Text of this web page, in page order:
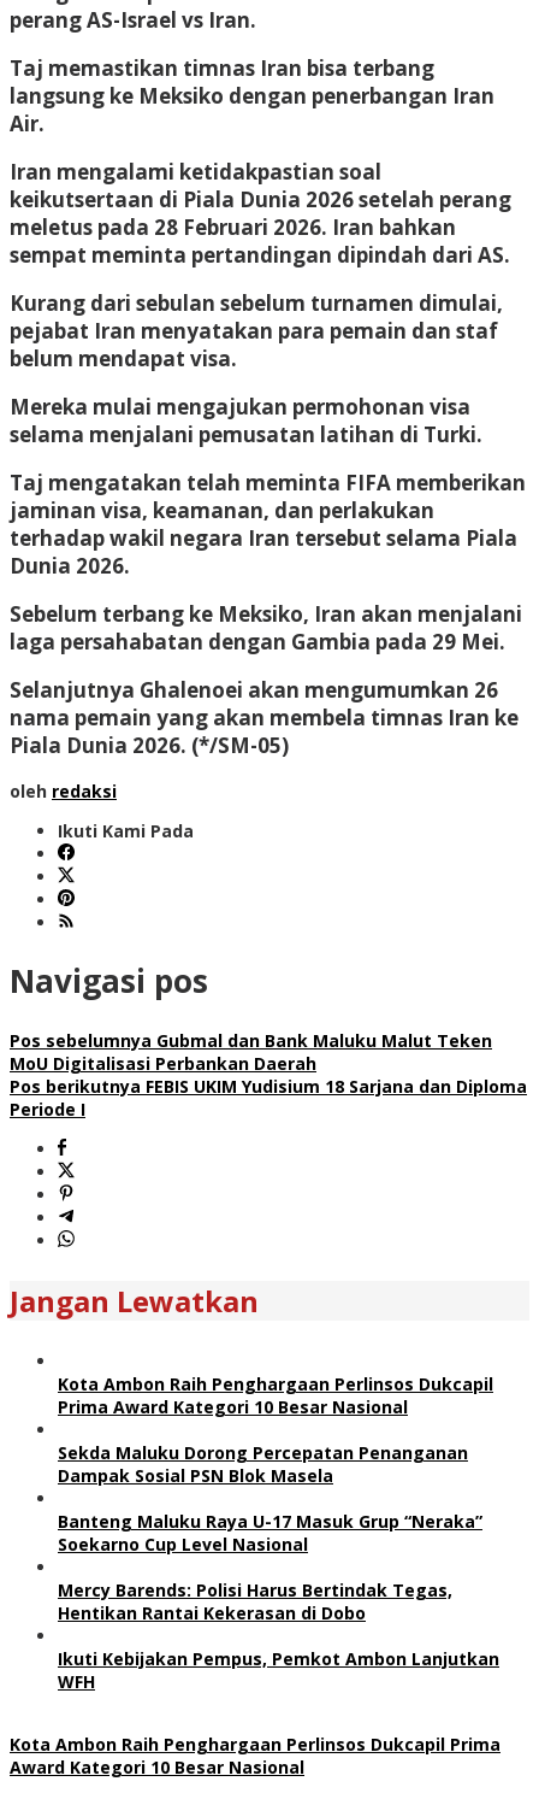
perang AS-Israel vs Iran.
Taj memastikan timnas Iran bisa terbang
langsung ke Meksiko dengan penerbangan Iran
Air.
Iran mengalami ketidakpastian soal
keikutsertaan di Piala Dunia 2026 setelah perang
meletus pada 28 Februari 2026. Iran bahkan
sempat meminta pertandingan dipindah dari AS.
Kurang dari sebulan sebelum turnamen dimulai,
pejabat Iran menyatakan para pemain dan staf
belum mendapat visa.
Mereka mulai mengajukan permohonan visa
selama menjalani pemusatan latihan di Turki.
Taj mengatakan telah meminta FIFA memberikan
jaminan visa, keamanan, dan perlakukan
terhadap wakil negara Iran tersebut selama Piala
Dunia 2026.
Sebelum terbang ke Meksiko, Iran akan menjalani
laga persahabatan dengan Gambia pada 29 Mei.
Selanjutnya Ghalenoei akan mengumumkan 26
nama pemain yang akan membela timnas Iran ke
Piala Dunia 2026. (*/SM-05)
oleh redaksi
Ikuti Kami Pada
Navigasi pos
Pos sebelumnya Gubmal dan Bank Maluku Malut Teken
MoU Digitalisasi Perbankan Daerah
Pos berikutnya FEBIS UKIM Yudisium 18 Sarjana dan Diploma
Periode I
Jangan Lewatkan
Kota Ambon Raih Penghargaan Perlinsos Dukcapil
Prima Award Kategori 10 Besar Nasional
Sekda Maluku Dorong Percepatan Penanganan
Dampak Sosial PSN Blok Masela
Banteng Maluku Raya U-17 Masuk Grup “Neraka”
Soekarno Cup Level Nasional
Mercy Barends: Polisi Harus Bertindak Tegas,
Hentikan Rantai Kekerasan di Dobo
Ikuti Kebijakan Pempus, Pemkot Ambon Lanjutkan
WFH
Kota Ambon Raih Penghargaan Perlinsos Dukcapil Prima
Award Kategori 10 Besar Nasional